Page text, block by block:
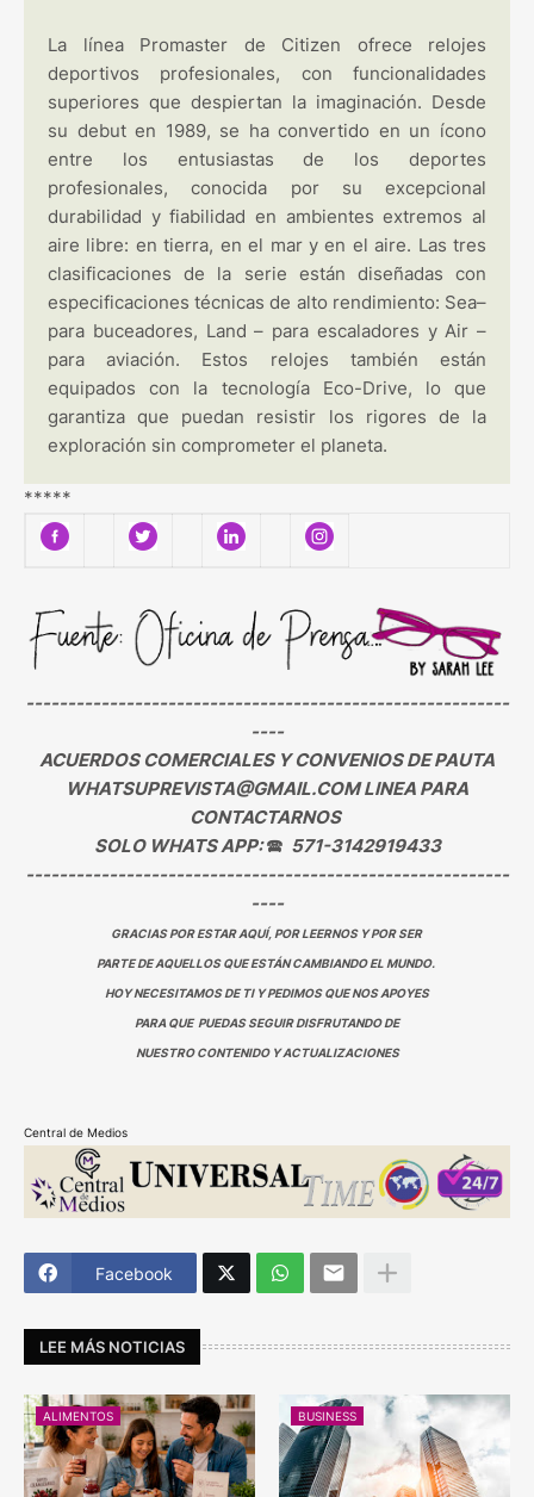
La línea Promaster de Citizen ofrece relojes
deportivos profesionales, con funcionalidades
superiores que despiertan la imaginación. Desde
su debut en 1989, se ha convertido en un ícono
entre los entusiastas de los deportes
profesionales, conocida por su excepcional
durabilidad y fiabilidad en ambientes extremos al
aire libre: en tierra, en el mar y en el aire. Las tres
clasificaciones de la serie están diseñadas con
especificaciones técnicas de alto rendimiento: Sea–
para buceadores, Land – para escaladores y Air –
para aviación. Estos relojes también están
equipados con la tecnología Eco-Drive, lo que
garantiza que puedan resistir los rigores de la
exploración sin comprometer el planeta.
*****
----------------------------------------------------------
----
ACUERDOS COMERCIALES Y CONVENIOS DE PAUTA
WHATSUPREVISTA@GMAIL.COM LINEA PARA
CONTACTARNOS
SOLO WHATS APP:🕿 571-3142919433
----------------------------------------------------------
----
GRACIAS POR ESTAR AQUÍ, POR LEERNOS Y POR SER
PARTE DE AQUELLOS QUE ESTÁN CAMBIANDO EL MUNDO.
HOY NECESITAMOS DE TI Y PEDIMOS QUE NOS APOYES
PARA QUE PUEDAS SEGUIR DISFRUTANDO DE
NUESTRO CONTENIDO Y ACTUALIZACIONES
Central de Medios
Facebook
LEE MÁS NOTICIAS
ALIMENTOS BUSINESS